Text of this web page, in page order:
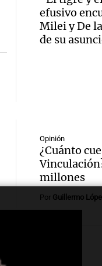
Panorama
Episodios
llega
para
Panorama
Episodios
Audio.
partir
nueva
35,5%
país
Audio.
efusivo
Milei y De
de su
Opinión
¿Cuánto
millones
Por Guillermo